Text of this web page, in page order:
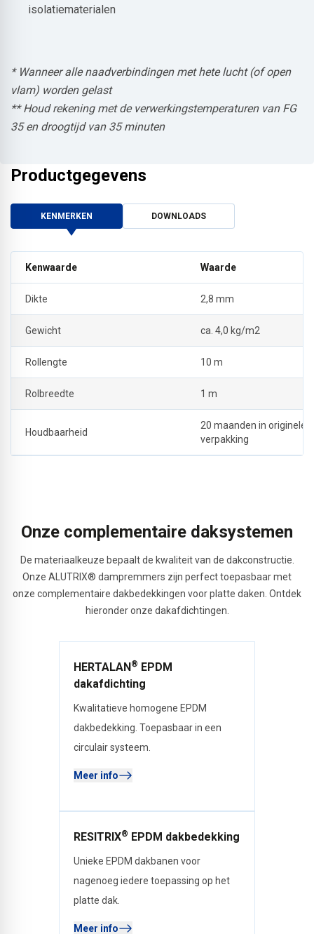
isolatiematerialen
* Wanneer alle naadverbindingen met hete lucht (of open
vlam) worden gelast
** Houd rekening met de verwerkingstemperaturen van FG
35 en droogtijd van 35 minuten
Productgegevens
KENMERKEN DOWNLOADS
Kenwaarde Waarde
Dikte 2,8 mm
Gewicht ca. 4,0 kg/m2
Rollengte 10 m
Rolbreedte 1 m
Houdbaarheid
20 maanden in originele
verpakking
Onze complementaire daksystemen
De materiaalkeuze bepaalt de kwaliteit van de dakconstructie.
Onze ALUTRIX® dampremmers zijn perfect toepasbaar met
onze complementaire dakbedekkingen voor platte daken. Ontdek
hieronder onze dakafdichtingen.
HERTALAN® EPDM
dakafdichting
Kwalitatieve homogene EPDM
dakbedekking. Toepasbaar in een
circulair systeem.
Meer info
RESITRIX® EPDM dakbedekking
Unieke EPDM dakbanen voor
nagenoeg iedere toepassing op het
platte dak.
Meer info